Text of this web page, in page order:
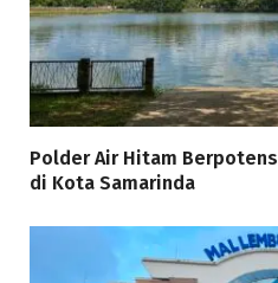
Polder Air Hitam
di Kota Samarinda